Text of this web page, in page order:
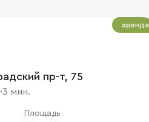
пр-т, 75
мин.
Площадь
аренда